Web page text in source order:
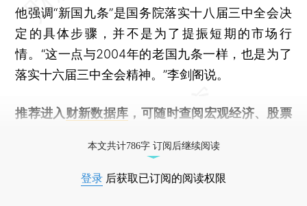
他强调“新国九条”是国务院落实十八届三中全会决
定的具体步骤，并不是为了提振短期的市场行
情。“这一点与2004年的老国九条一样，也是为了
落实十六届三中全会精神。”李剑阁说。
推荐进入 财新数据库 ，可随时查阅宏观经济、股票
本文共计786字 订阅后继续阅读
登录 后获取已订阅的阅读权限